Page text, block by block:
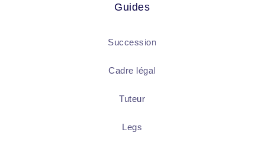
Guides
Succession
Cadre légal
Tuteur
Legs